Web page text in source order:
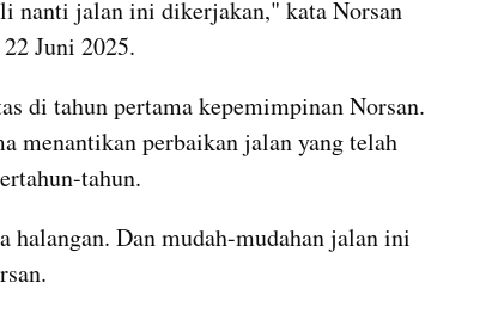
nanti jalan ini dikerjakan," kata Norsan
Juni 2025.
di tahun pertama kepemimpinan Norsan.
menantikan perbaikan jalan yang telah
tahun.
halangan. Dan mudah-mudahan jalan ini